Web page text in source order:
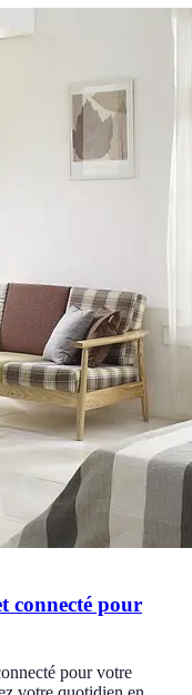
connecté pour
pour votre